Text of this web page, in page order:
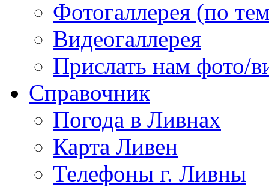
Фотогаллерея (по
Видеогаллерея
Прислать нам фото/
Справочник
Погода в Ливнах
Карта Ливен
Телефоны г. Ливны